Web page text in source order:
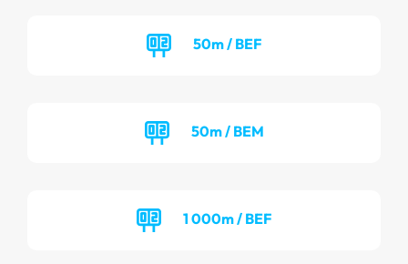
50m / BEF
50m / BEM
1 000m / BEF